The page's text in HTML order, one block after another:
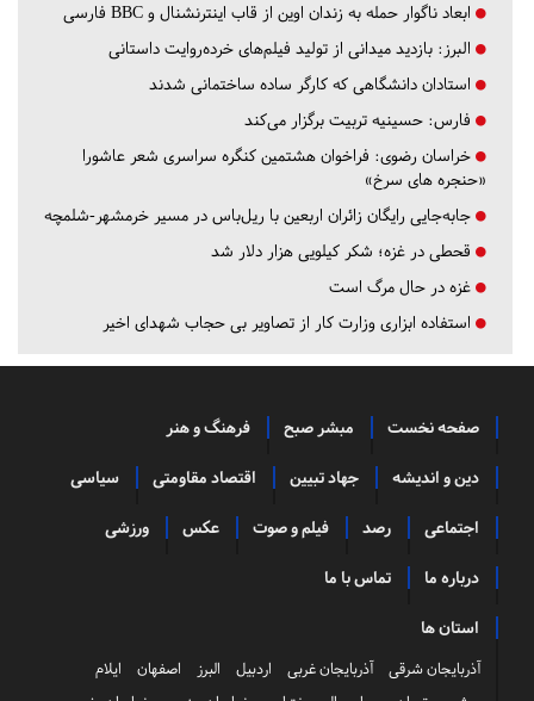
ابعاد ناگوار حمله به زندان اوین از قاب اینترنشنال و BBC فارسی
البرز: بازدید میدانی از تولید فیلم‌های خرده‌روایت داستانی
استادان دانشگاهی که کارگر ساده ساختمانی شدند
فارس: حسینیه تربیت برگزار می‌کند
خراسان رضوی: فراخوان هشتمین کنگره سراسری شعر عاشورا
«حنجره های سرخ»
جابه‌جایی رایگان زائران اربعین با ریل‌باس در مسیر خرمشهر-شلمچه
قحطی در غزه؛ شکر کیلویی هزار دلار شد
غزه در حال مرگ است
استفاده ابزاری وزارت کار از تصاویر بی حجاب شهدای اخیر
صفحه نخست مبشر صبح فرهنگ و هنر
دین و اندیشه جهاد تبیین اقتصاد مقاومتی سیاسی
اجتماعی رصد فیلم و صوت عکس ورزشی
درباره ما تماس با ما
استان ها
آذربایجان شرقی آذربایجان غربی اردبیل البرز اصفهان
ایلام